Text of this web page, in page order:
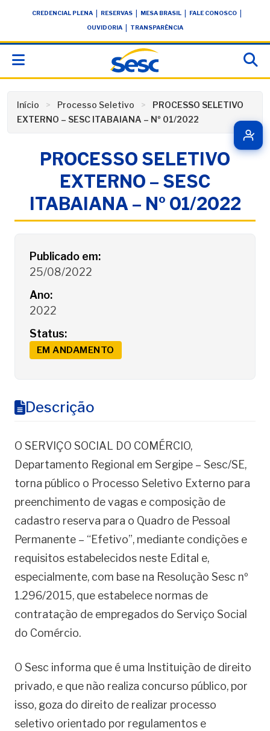
conteúdoCREDENCIAL PLENA RESERVAS MESA BRASIL FALE CONOSCO
OUVIDORIA TRANSPARÊNCIA
Início Processo Seletivo
PROCESSO SELETIVO
EXTERNO – SESC ITABAIANA – Nº 01/2022
PROCESSO SELETIVO
EXTERNO – SESC
ITABAIANA – Nº 01/2022
Detalhes do Processo Seletivo
Publicado em:
25/08/2022
Ano:
2022
Status:
EM ANDAMENTO
Descrição
O SERVIÇO SOCIAL DO COMÉRCIO,
Departamento Regional em Sergipe – Sesc/SE,
torna público o Processo Seletivo Externo para
preenchimento de vagas e composição de
cadastro reserva para o Quadro de Pessoal
Permanente – “Efetivo”, mediante condições e
requisitos estabelecidos neste Edital e,
especialmente, com base na Resolução Sesc nº
1.296/2015, que estabelece normas de
contratação de empregados do Serviço Social
do Comércio.
O Sesc informa que é uma Instituição de direito
privado, e que não realiza concurso público, por
isso, goza do direito de realizar processo
seletivo orientado por regulamentos e